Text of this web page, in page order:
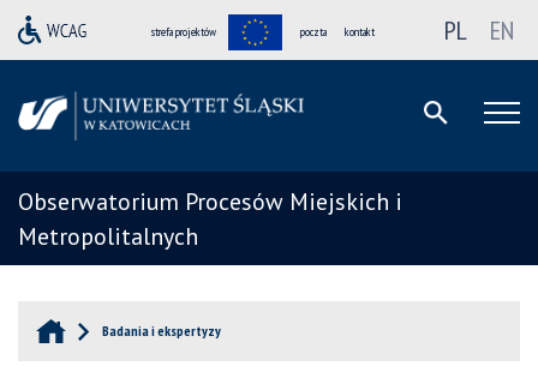
strefa projektów poczta kontakt PL EN
Obserwatorium Procesów Miejskich i
Metropolitalnych
Badania i ekspertyzy